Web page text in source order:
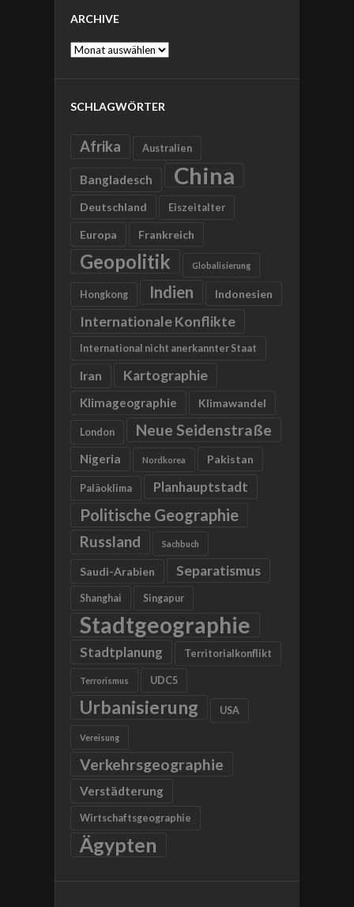
ARCHIVE
Archive
SCHLAGWÖRTER
Afrika Australien
Bangladesch China
Deutschland Eiszeitalter
Europa Frankreich
Geopolitik Globalisierung
Hongkong Indien Indonesien
Internationale Konflikte
International nicht anerkannter Staat
Iran Kartographie
Klimageographie Klimawandel
London Neue Seidenstraße
Nigeria Nordkorea Pakistan
Paläoklima Planhauptstadt
Politische Geographie
Russland Sachbuch
Saudi-Arabien Separatismus
Shanghai Singapur
Stadtgeographie
Stadtplanung Territorialkonflikt
Terrorismus UDC5
Urbanisierung USA
Vereisung
Verkehrsgeographie
Verstädterung
Wirtschaftsgeographie
Ägypten